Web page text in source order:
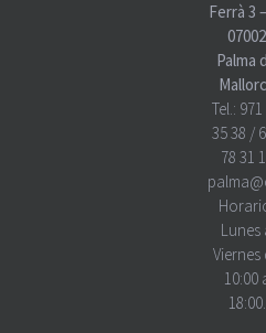
Ferrà 3
07002
Palma
Tel.:
35 38 /
78 31
Lunes
Viernes
10:00
18:00.